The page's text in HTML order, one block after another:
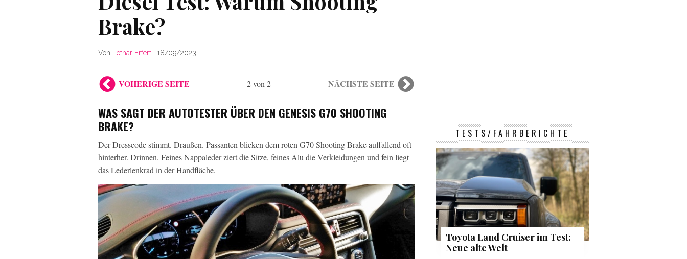
Brake?
Von Lothar Erfert 18/09/2023
VOHERIGE SEITE 2 von 2 NÄCHSTE SEITE
WAS SAGT DER AUTOTESTER ÜBER DEN GENESIS G70 SHOOTING
BRAKE?
Der Dresscode stimmt. Draußen. Passanten blicken dem roten G70 Shooting Brake auffallend oft
hinterher. Drinnen. Feines Nappaleder ziert die Sitze, feines Alu die Verkleidungen und fein liegt
das Lederlenkrad in der Handfläche.
TESTS/FAHRBERICHTE
Toyota Land Cruiser im Test:
Neue alte Welt